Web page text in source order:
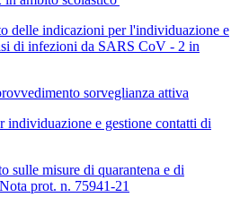
delle indicazioni per l'individuazione e
di infezioni da SARS CoV - 2 in
sorveglianza attiva
individuazione e gestione contatti di
sulle misure di quarantena e di
prot. n. 75941-21